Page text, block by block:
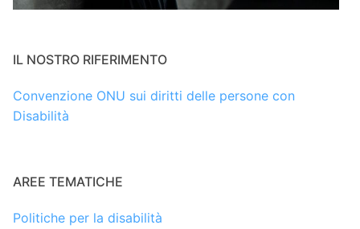
IL NOSTRO RIFERIMENTO
Convenzione ONU sui diritti delle persone con
Disabilità
AREE TEMATICHE
Politiche per la disabilità